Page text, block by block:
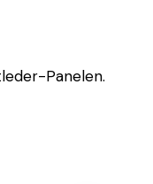
Panelen.